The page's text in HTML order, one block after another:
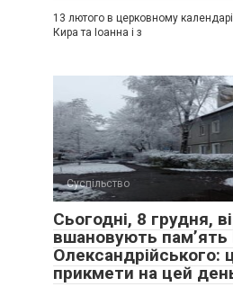
13 лютого в церковному
Кира та Іоанна і з
Суспільство
Сьогодні, 8 грудня,
вшановують пам’ять
Олександрійського:
прикмети на цей